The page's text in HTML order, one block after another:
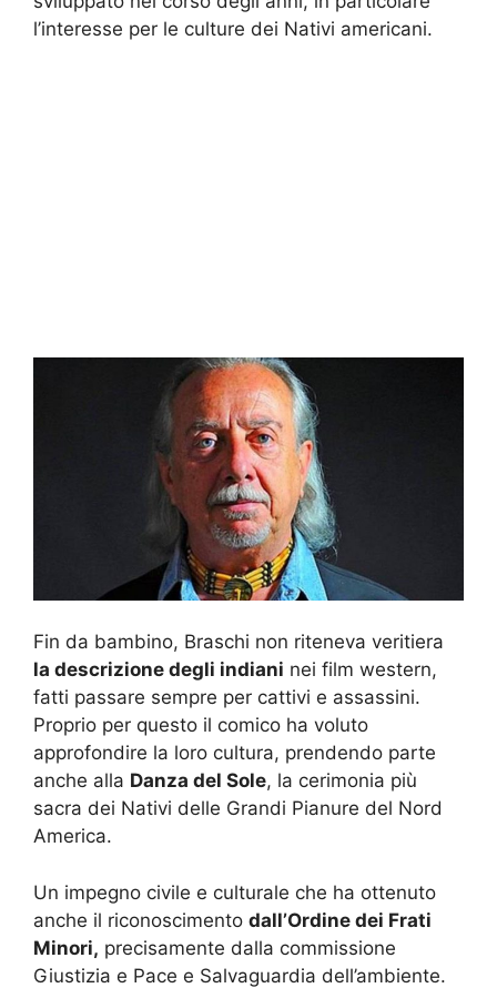
l’interesse per le culture dei Nativi americani.
Fin da bambino, Braschi non riteneva veritiera
la descrizione degli indiani nei film western,
fatti passare sempre per cattivi e assassini.
Proprio per questo il comico ha voluto
approfondire la loro cultura, prendendo parte
anche alla Danza del Sole, la cerimonia più
sacra dei Nativi delle Grandi Pianure del Nord
America.
Un impegno civile e culturale che ha ottenuto
anche il riconoscimento dall’Ordine dei Frati
Minori, precisamente dalla commissione
Giustizia e Pace e Salvaguardia dell’ambiente.